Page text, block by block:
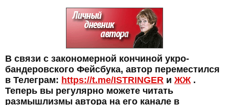
В связи с закономерной кончиной укро-
бандеровского Фейсбука, автор переместился
в Телеграм: https://t.me/ISTRINGER и ЖЖ .
Теперь вы регулярно можете читать
размышлизмы автора на его канале в